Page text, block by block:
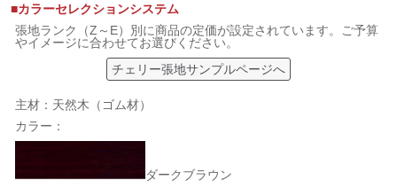
■カラーセレクションシステム
張地ランク（Z～E）別に商品の定価が設定されています。ご予算
やイメージに合わせてお選びください。
チェリー張地サンプルページへ
主材：天然木（ゴム材）
カラー：
ダークブラウン